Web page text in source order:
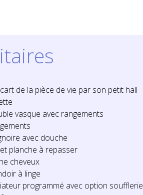
de la pièce de vie par son petit hall
vasque avec rangements
avec douche
planche à repasser
cheveux
à linge
programmé avec option soufflerie